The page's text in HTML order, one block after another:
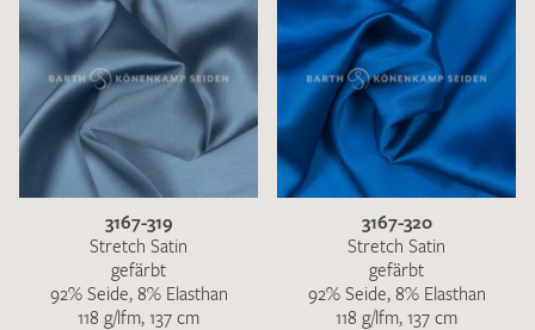
3167-319
Stretch Satin
gefärbt
92% Seide, 8% Elasthan
118 g/lfm, 137 cm
3167-320
Stretch Satin
gefärbt
92% Seide, 8% Elasthan
118 g/lfm, 137 cm